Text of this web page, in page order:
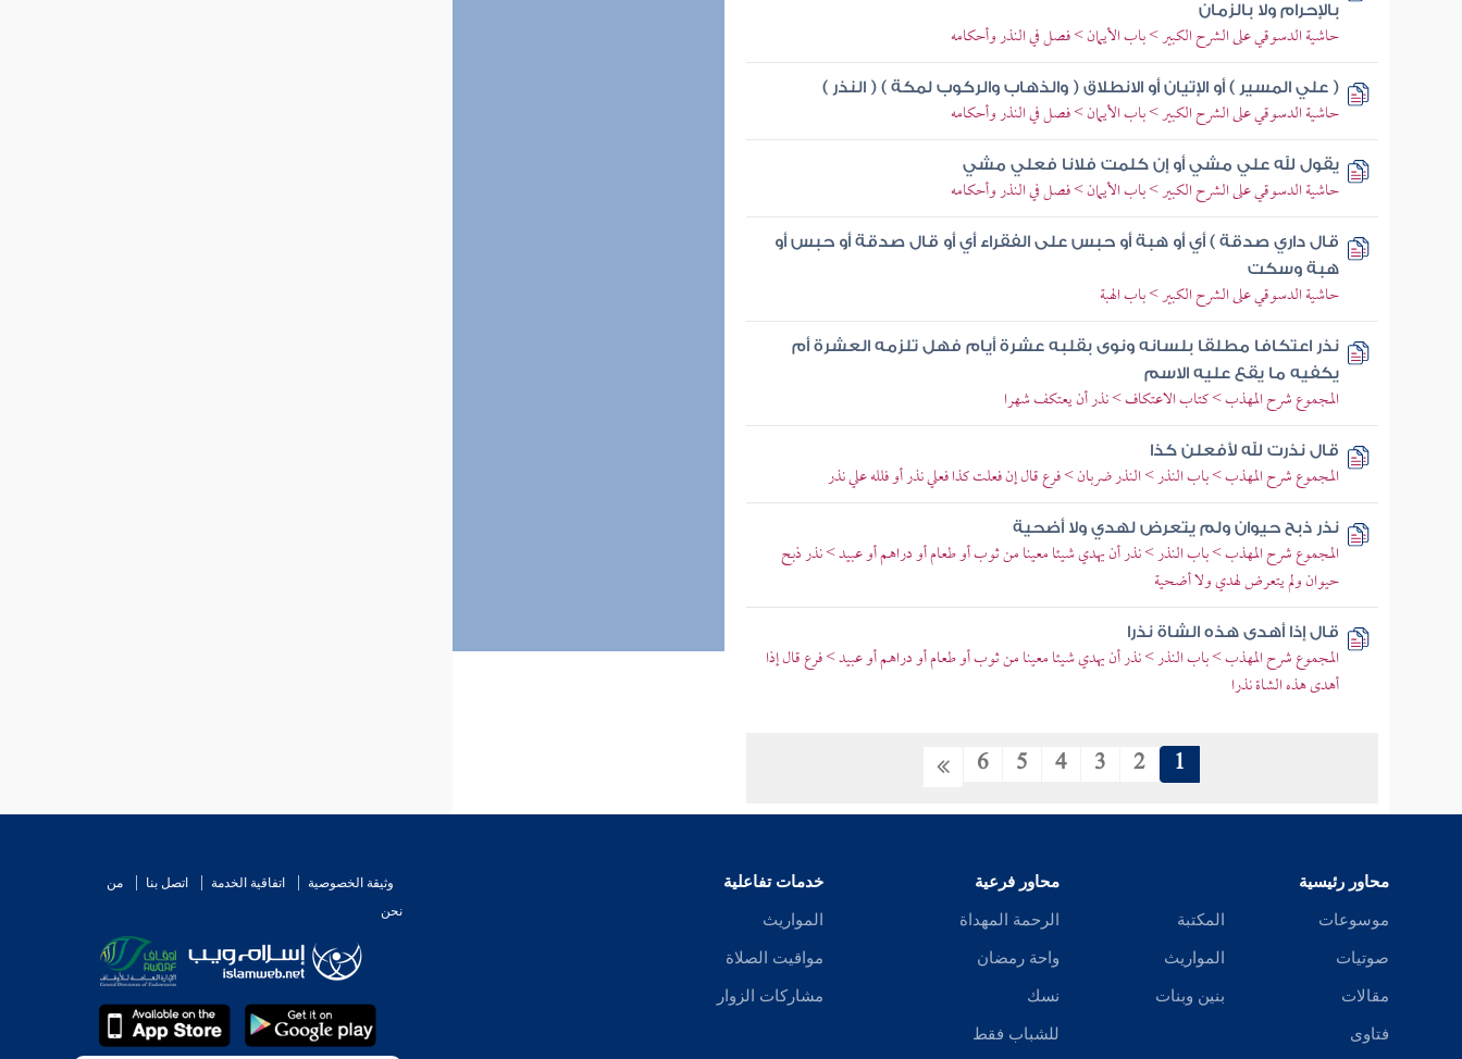
بالإحرام ولا بالزمان
حاشية الدسوقي على الشرح الكبير > باب الأيمان > فصل في النذر وأحكامه
( علي المسير ) أو الإتيان أو الانطلاق ( والذهاب والركوب لمكة ) ( النذر )
حاشية الدسوقي على الشرح الكبير > باب الأيمان > فصل في النذر وأحكامه
يقول لله علي مشي أو إن كلمت فلانا فعلي مشي
حاشية الدسوقي على الشرح الكبير > باب الأيمان > فصل في النذر وأحكامه
قال داري صدقة ) أي أو هبة أو حبس على الفقراء أي أو قال صدقة أو حبس أو
هبة وسكت
حاشية الدسوقي على الشرح الكبير > باب الهبة
نذر اعتكافا مطلقا بلسانه ونوى بقلبه عشرة أيام فهل تلزمه العشرة أم
يكفيه ما يقع عليه الاسم
المجموع شرح المهذب > كتاب الاعتكاف > نذر أن يعتكف شهرا
قال نذرت لله لأفعلن كذا
المجموع شرح المهذب > باب النذر > النذر ضربان > فرع قال إن فعلت كذا فعلي نذر أو فلله علي نذر
نذر ذبح حيوان ولم يتعرض لهدي ولا أضحية
المجموع شرح المهذب > باب النذر > نذر أن يهدي شيئا معينا من ثوب أو طعام أو دراهم أو عبيد > نذر ذبح
حيوان ولم يتعرض لهدي ولا أضحية
قال إذا أهدى هذه الشاة نذرا
المجموع شرح المهذب > باب النذر > نذر أن يهدي شيئا معينا من ثوب أو طعام أو دراهم أو عبيد > فرع قال إذا
أهدى هذه الشاة نذرا
1
2
3
4
5
6
محاور رئيسية
موسوعات
صوتيات
مقالات
فتاوى
المكتبة
المواريث
بنين وبنات
محاور فرعية
الرحمة المهداة
واحة رمضان
نسك
للشباب فقط
خدمات تفاعلية
المواريث
مواقيت الصلاة
مشاركات الزوار
وثيقة الخصوصية اتفاقية الخدمة اتصل بنا
من
نحن